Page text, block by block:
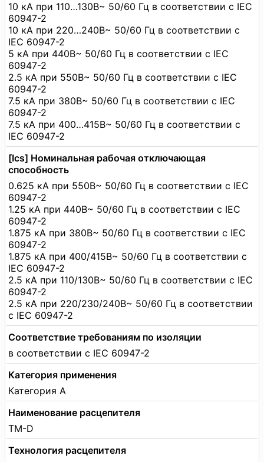
10 кА при 110…130В~ 50/60 Гц в соответствии с IEC
60947-2
10 кА при 220…240В~ 50/60 Гц в соответствии с
IEC 60947-2
5 кА при 440В~ 50/60 Гц в соответствии с IEC
60947-2
2.5 кА при 550В~ 50/60 Гц в соответствии с IEC
60947-2
7.5 кА при 380В~ 50/60 Гц в соответствии с IEC
60947-2
7.5 кА при 400…415В~ 50/60 Гц в соответствии с
IEC 60947-2
[Ics] Номинальная рабочая отключающая
способность
0.625 кА при 550В~ 50/60 Гц в соответствии с IEC
60947-2
1.25 кА при 440В~ 50/60 Гц в соответствии с IEC
60947-2
1.875 кА при 380В~ 50/60 Гц в соответствии с IEC
60947-2
1.875 кА при 400/415В~ 50/60 Гц в соответствии с
IEC 60947-2
2.5 кА при 110/130В~ 50/60 Гц в соответствии с IEC
60947-2
2.5 кА при 220/230/240В~ 50/60 Гц в соответствии
с IEC 60947-2
Соответствие требованиям по изоляции
в соответствии с IEC 60947-2
Категория применения
Категория А
Наименование расцепителя
TM-D
Технология расцепителя